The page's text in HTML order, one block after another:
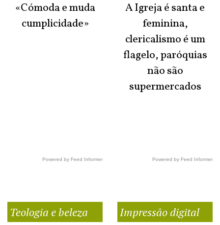
«Cómoda e muda
cumplicidade»
Powered by Feed Informer
A Igreja é santa e
feminina,
clericalismo é um
flagelo, paróquias
não são
supermercados
Powered by Feed Informer
Teologia e beleza Impressão digital